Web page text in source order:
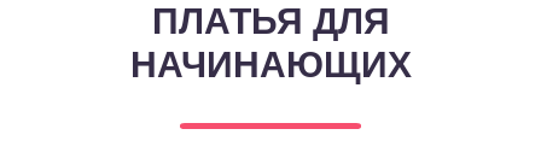
ПЛАТЬЯ ДЛЯ
НАЧИНАЮЩИХ